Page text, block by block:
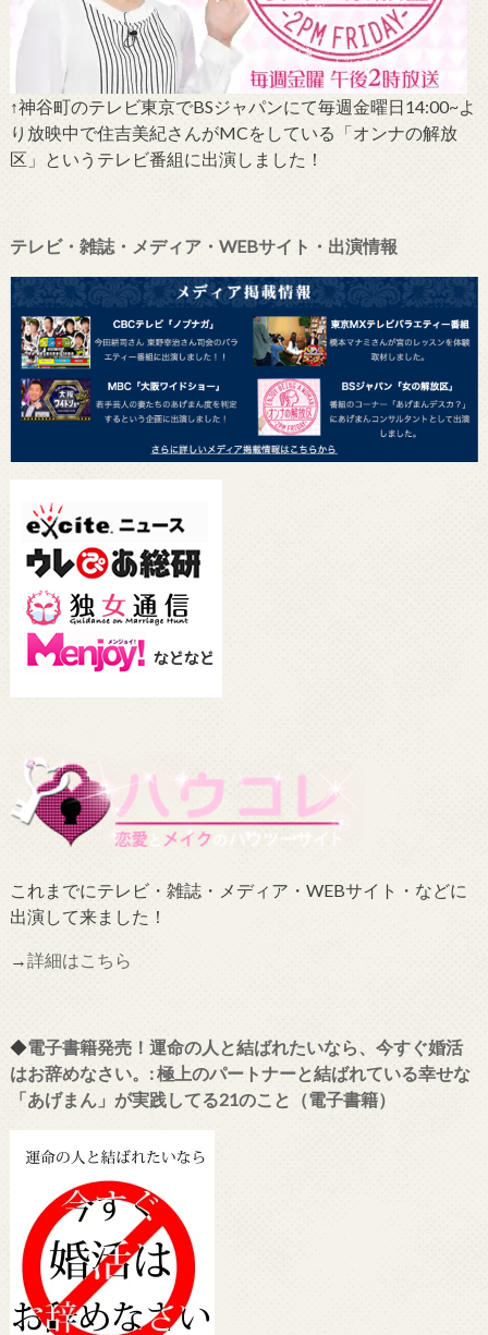
↑神谷町のテレビ東京でBSジャパンにて毎週金曜日14:00~よ
り放映中で住吉美紀さんがMCをしている「オンナの解放
区」というテレビ番組に出演しました！
テレビ・雑誌・メディア・WEBサイト・出演情報
これまでにテレビ・雑誌・メディア・WEBサイト・などに
出演して来ました！
→詳細はこちら
◆電子書籍発売！運命の人と結ばれたいなら、今すぐ婚活
はお辞めなさい。: 極上のパートナーと結ばれている幸せな
「あげまん」が実践してる21のこと（電子書籍）